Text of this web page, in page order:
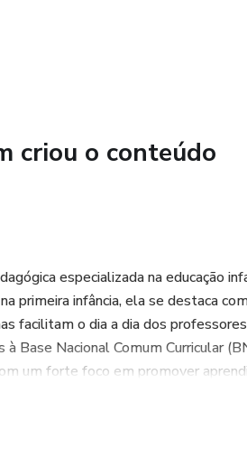
e acolhedor
recebe um vídeo explicativo
textos facilmente
fotos
criou o conteúdo
especializada na educação
primeira infância, ela se destaca
facilitam o dia a dia dos
Base Nacional Comum Curricular
um forte foco em promover